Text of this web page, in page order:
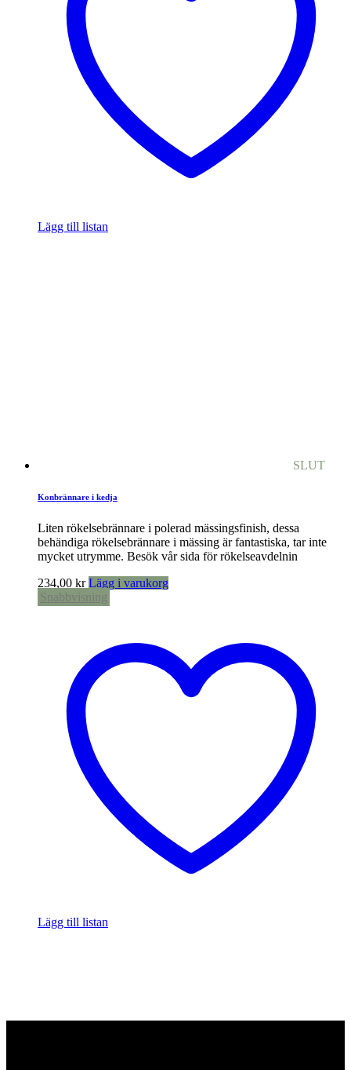
Lägg till listan
SLUT
Konbrännare i kedja
Liten rökelsebrännare i polerad mässingsfinish, dessa
behändiga rökelsebrännare i mässing är fantastiska, tar inte
mycket utrymme. Besök vår sida för rökelseavdelnin
234,00 kr Lägg i varukorg
Snabbvisning
Lägg till listan